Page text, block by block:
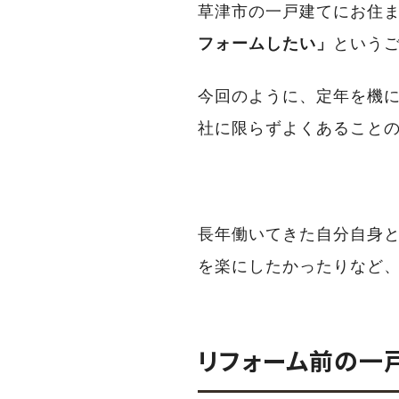
草津市の一戸建てにお住
フォームしたい」
という
今回のように、定年を機
社に限らずよくあること
長年働いてきた自分自身
を楽にしたかったりなど
リフォーム前の